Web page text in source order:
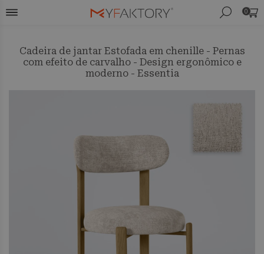
0
Cadeira de jantar Estofada em chenille - Pernas
com efeito de carvalho - Design ergonômico e
moderno - Essentia